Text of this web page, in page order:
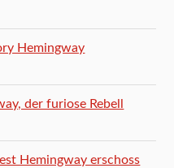
Hemingway
der furiose Rebell
Hemingway erschoss